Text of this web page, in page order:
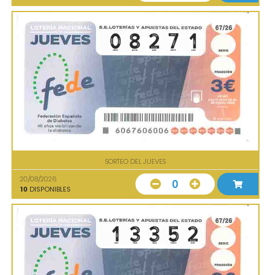
SORTEO DEL JUEVES
20/08/2026
10 DISPONIBLES 0